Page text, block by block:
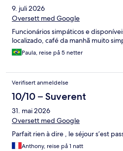
9. juli 2026
Oversett med Google
Funcionários simpáticos e
localizado, café da manhã muito
Paula, reise på 5 netter
Verifisert anmeldelse
10/10 – Suverent
31. mai 2026
Oversett med Google
Parfait rien à dire , le séjour s’est
Anthony, reise på 1 natt